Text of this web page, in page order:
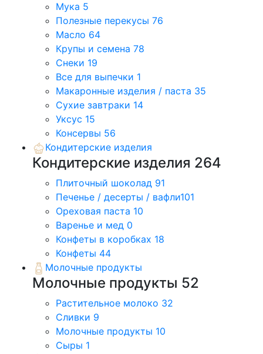
Мука 5
Полезные перекусы 76
Масло 64
Крупы и семена 78
Снеки 19
Все для выпечки 1
Макаронные изделия / паста 35
Сухие завтраки 14
Уксус 15
Консервы 56
Кондитерские изделия
Кондитерские изделия 264
Плиточный шоколад 91
Печенье / десерты / вафли101
Ореховая паста 10
Варенье и мед 0
Конфеты в коробках 18
Конфеты 44
Молочные продукты
Молочные продукты 52
Растительное молоко 32
Сливки 9
Молочные продукты 10
Сыры 1